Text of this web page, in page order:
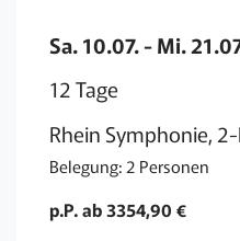
Sa. 10.07. - Mi.
12 Tage
Rhein Symphonie,
Belegung: 2 Personen
p.P. ab 3354,90 €